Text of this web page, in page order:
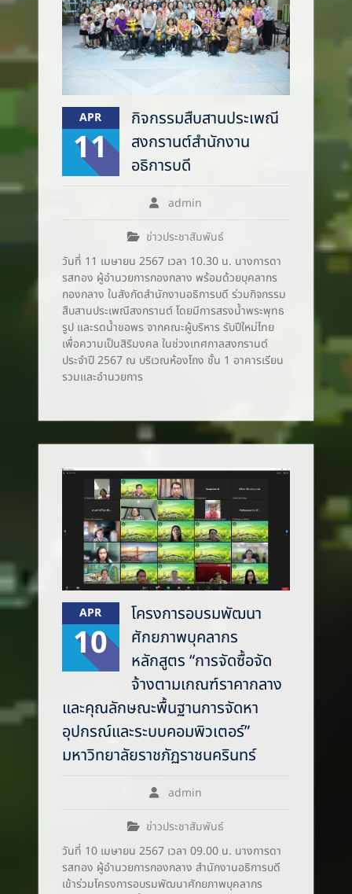
APR
11
กิจกรรมสืบสานประเพณี
สงกรานต์สำนักงาน
อธิการบดี
admin
ข่าวประชาสัมพันธ์
วันที่ 11 เมษายน 2567 เวลา 10.30 น. นางการดา
รสทอง ผู้อำนวยการกองกลาง พร้อมด้วยบุคลากร
กองกลาง ในสังกัดสำนักงานอธิการบดี ร่วมกิจกรรม
สืบสานประเพณีสงกรานต์ โดยมีการสรงน้ำพระพุทธ
รูป และรดน้ำขอพร จากคณะผู้บริหาร รับปีใหม่ไทย
เพื่อความเป็นสิริมงคล ในช่วงเทศกาลสงกรานต์
ประจำปี 2567 ณ บริเวณห้องโถง ชั้น 1 อาคารเรียน
รวมและอำนวยการ
APR
10
โครงการอบรมพัฒนา
ศักยภาพบุคลากร
หลักสูตร “การจัดซื้อจัด
จ้างตามเกณฑ์ราคากลาง
และคุณลักษณะพื้นฐานการจัดหา
อุปกรณ์และระบบคอมพิวเตอร์”
มหาวิทยาลัยราชภัฏราชนครินทร์
admin
ข่าวประชาสัมพันธ์
วันที่ 10 เมษายน 2567 เวลา 09.00 น. นางการดา
รสทอง ผู้อำนวยการกองกลาง สำนักงานอธิการบดี
เข้าร่วมโครงการอบรมพัฒนาศักยภาพบุคลากร